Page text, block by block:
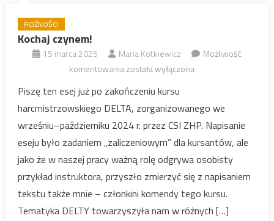
ROŻNOŚCI
Kochaj czynem!
15 marca 2025 Maria Kotkiewicz
Możliwość
komentowaniaKochaj
została wyłączona
Piszę ten esej już po zakończeniu kursu
harcmistrzowskiego DELTA, zorganizowanego we
wrześniu–październiku 2024 r. przez CSI ZHP. Napisanie
eseju było zadaniem „zaliczeniowym” dla kursantów, ale
jako że w naszej pracy ważną rolę odgrywa osobisty
przykład instruktora, przyszło zmierzyć się z napisaniem
tekstu także mnie – członkini komendy tego kursu.
Tematyka DELTY towarzyszyła nam w różnych […]